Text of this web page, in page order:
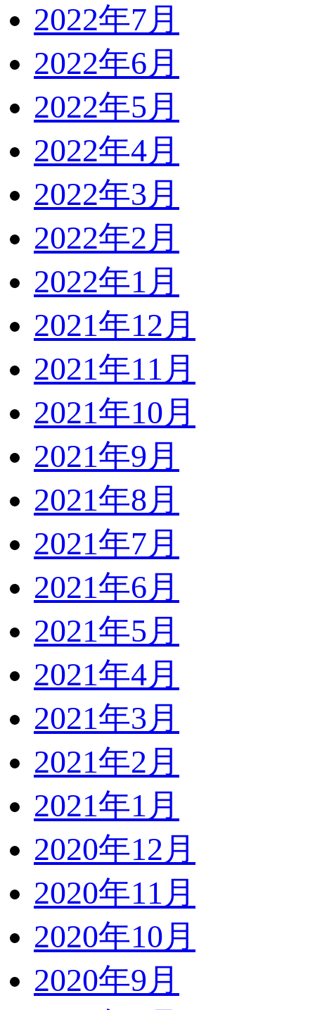
2022年7月
2022年6月
2022年5月
2022年4月
2022年3月
2022年2月
2022年1月
2021年12月
2021年11月
2021年10月
2021年9月
2021年8月
2021年7月
2021年6月
2021年5月
2021年4月
2021年3月
2021年2月
2021年1月
2020年12月
2020年11月
2020年10月
2020年9月